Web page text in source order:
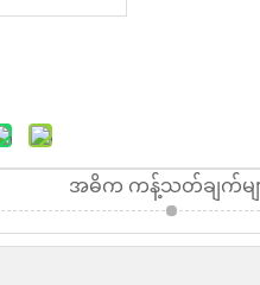
အဓိက ကန့်သတ်ချက်မျ